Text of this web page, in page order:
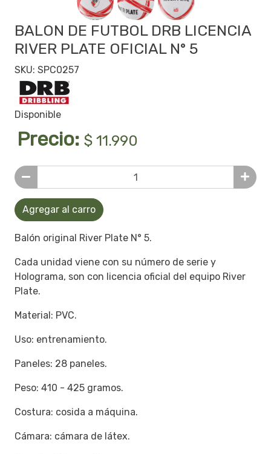
BALON DE FUTBOL DRB LICENCIA
RIVER PLATE OFICIAL N° 5
SKU: SPC0257
Disponible
Precio: $ 11.990
Agregar al carro
Balón original River Plate N° 5.
Cada unidad viene con su número de serie y
Holograma, son con licencia oficial del equipo River
Plate.
Material: PVC.
Uso: entrenamiento.
Paneles: 28 paneles.
Peso: 410 - 425 gramos.
Costura: cosida a máquina.
Cámara: cámara de látex.